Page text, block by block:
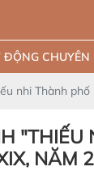
ĐỘNG CHUYÊN
nhi Thành
NĂM